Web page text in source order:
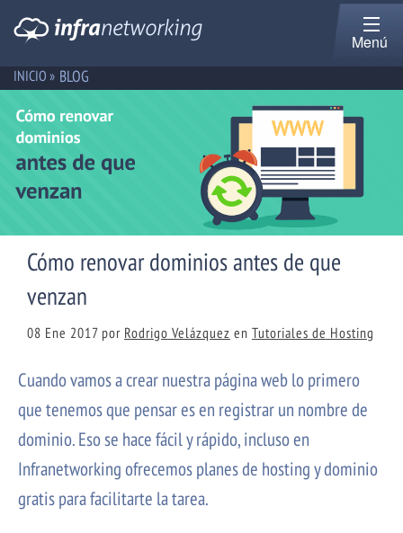
Menú
INICIO » BLOG
Cómo renovar dominios antes de que
venzan
08 Ene 2017 por Rodrigo Velázquez en Tutoriales de Hosting
Cuando vamos a crear nuestra página web lo primero
que tenemos que pensar es en registrar un nombre de
dominio. Eso se hace fácil y rápido, incluso en
Infranetworking ofrecemos planes de hosting y dominio
gratis para facilitarte la tarea.